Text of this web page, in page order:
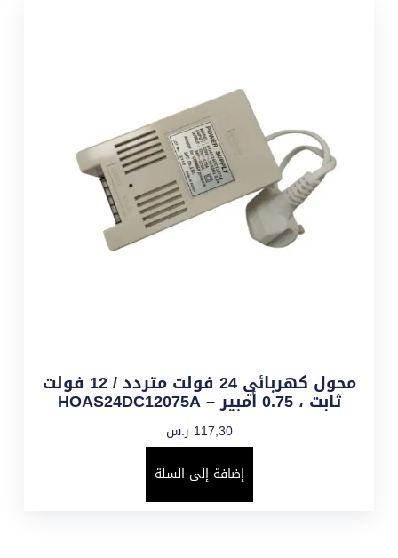
محول كهربائي 24 فولت متردد / 12 فولت
ثابت ، 0.75 أمبير – HOAS24DC12075A
117,30 ر.س
إضافة إلى السلة